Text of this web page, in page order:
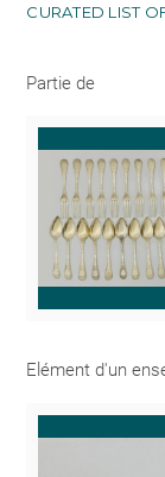
CURATED LIST
Partie de
Elément d'un